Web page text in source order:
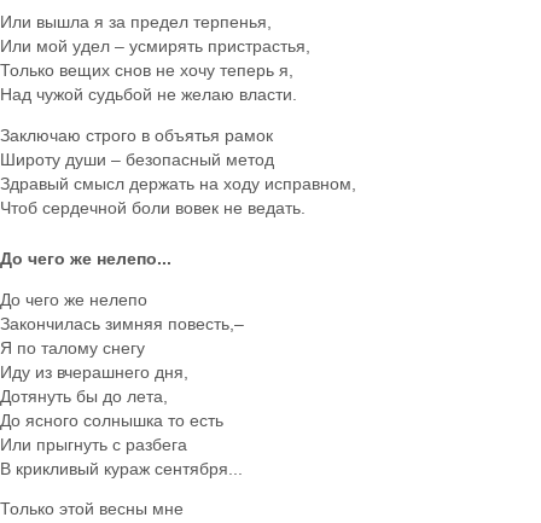
Или вышла я за предел терпенья,
Или мой удел – усмирять пристрастья,
Только вещих снов не хочу теперь я,
Над чужой судьбой не желаю власти.
Заключаю строго в объятья рамок
Широту души – безопасный метод
Здравый смысл держать на ходу исправном,
Чтоб сердечной боли вовек не ведать.
До чего же нелепо...
До чего же нелепо
Закончилась зимняя повесть,–
Я по талому снегу
Иду из вчерашнего дня,
Дотянуть бы до лета,
До ясного солнышка то есть
Или прыгнуть с разбега
В крикливый кураж сентября...
Только этой весны мне